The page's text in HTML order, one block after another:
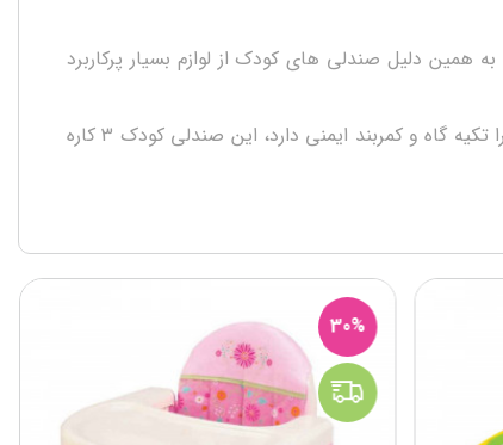
دلیل صندلی های کودک از لوازم بسیار پرکاربرد
صندلی کودک 3 در 1 اینفنتینو یک صندلی کودک جمع و جور و کوچک است که به حفظ تعادل کودک به هنگام نشستن کمک می کند زیرا تکیه گاه و کمربند ایمنی دارد، این صندلی کودک 3 کاره
30%